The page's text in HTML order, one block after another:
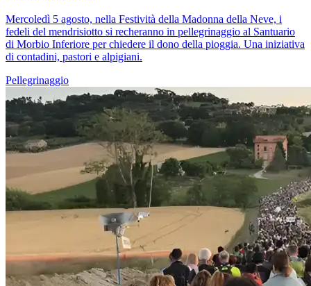
Mercoledì 5 agosto, nella Festività della Madonna della Neve, i
fedeli del mendrisiotto si recheranno in pellegrinaggio al Santuario
di Morbio Inferiore per chiedere il dono della pioggia. Una iniziativa
di contadini, pastori e alpigiani.
Pellegrinaggio